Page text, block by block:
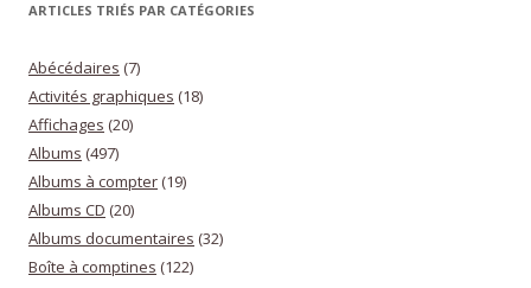
ARTICLES TRIÉS PAR CATÉGORIES
Abécédaires (7)
Activités graphiques (18)
Affichages (20)
Albums (497)
Albums à compter (19)
Albums CD (20)
Albums documentaires (32)
Boîte à comptines (122)